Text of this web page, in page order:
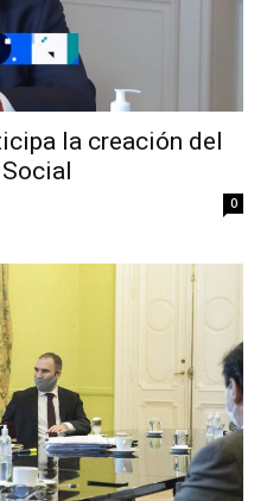
la creación del
0